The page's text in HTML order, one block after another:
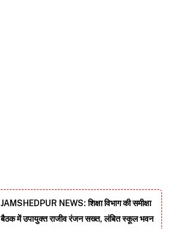
JAMSHEDPUR NEWS: शिक्षा विभाग की समीक्षा
बैठक में उपायुक्त राजीव रंजन सख्त, लंबित स्कूल भवन